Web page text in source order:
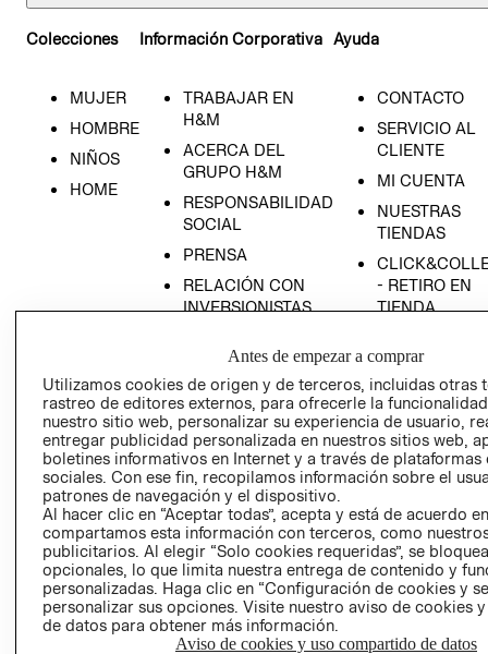
Colecciones
MUJER
HOMBRE
NIÑOS
HOME
Información Corporativa
TRABAJAR EN
H&M
ACERCA DEL
GRUPO H&M
RESPONSABILIDAD
SOCIAL
PRENSA
RELACIÓN CON
INVERSIONISTAS
EMPRESARIAL
Ayuda
CONTACTO
SERVICIO AL
CLIENTE
MI CUENTA
NUESTRAS
TIENDAS
- RETIRO EN
TIENDA
CONDICIONES
AVISO DE
PRIVACIDAD
GIFT CARD
AVISO DE
Antes de empezar a comprar
Utilizamos cookies de origen y de terceros, incluidas otras
rastreo de editores externos, para ofrecerle la
nuestro sitio web, personalizar su experiencia de usuario,
entregar publicidad personalizada en nuestros sitios web,
boletines informativos en Internet y a través de plataformas
sociales. Con ese fin, recopilamos información sobre el
patrones de navegación y el dispositivo.
Al hacer clic en “Aceptar todas”, acepta y está de acuerdo
compartamos esta información con terceros, como
publicitarios. Al elegir “Solo cookies requeridas”, se
opcionales, lo que limita nuestra entrega de contenido y
personalizadas. Haga clic en “Configuración de cookies y
personalizar sus opciones. Visite nuestro aviso de cookies
de datos para obtener más información.
Aviso de cookies y uso compartido de datos